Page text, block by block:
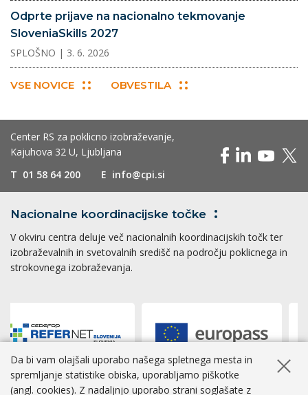
Odprte prijave na nacionalno tekmovanje
SloveniaSkills 2027
SPLOŠNO | 3. 6. 2026
VSE NOVICE OBVESTILA
Center RS za poklicno izobraževanje,
Kajuhova 32 U, Ljubljana
T 01 58 64 200 E info@cpi.si
Nacionalne koordinacijske točke
V okviru centra deluje več nacionalnih koordinacijskih točk ter
izobraževalnih in svetovalnih središč na področju poklicnega in
strokovnega izobraževanja.
Skrij
Da bi vam olajšali uporabo našega spletnega mesta in
spremljanje statistike obiska, uporabljamo piškotke
(angl. cookies). Z nadaljnjo uporabo strani soglašate z